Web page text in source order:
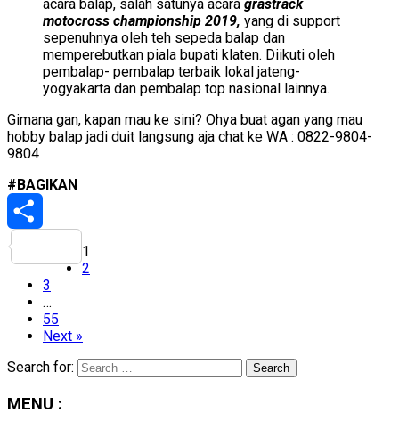
acara balap, salah satunya acara grastrack
motocross championship 2019, yang di support
sepenuhnya oleh teh sepeda balap dan
memperebutkan piala bupati klaten. Diikuti oleh
pembalap- pembalap terbaik lokal jateng-
yogyakarta dan pembalap top nasional lainnya.
Gimana gan, kapan mau ke sini? Ohya buat agan yang mau
hobby balap jadi duit langsung aja chat ke WA : 0822-9804-
9804
#BAGIKAN
Share
1
2
3
…
55
Next »
Search for:
MENU :